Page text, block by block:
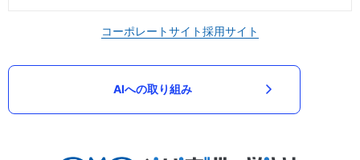
コーポレートサイト採用サイト
AIへの取り組み